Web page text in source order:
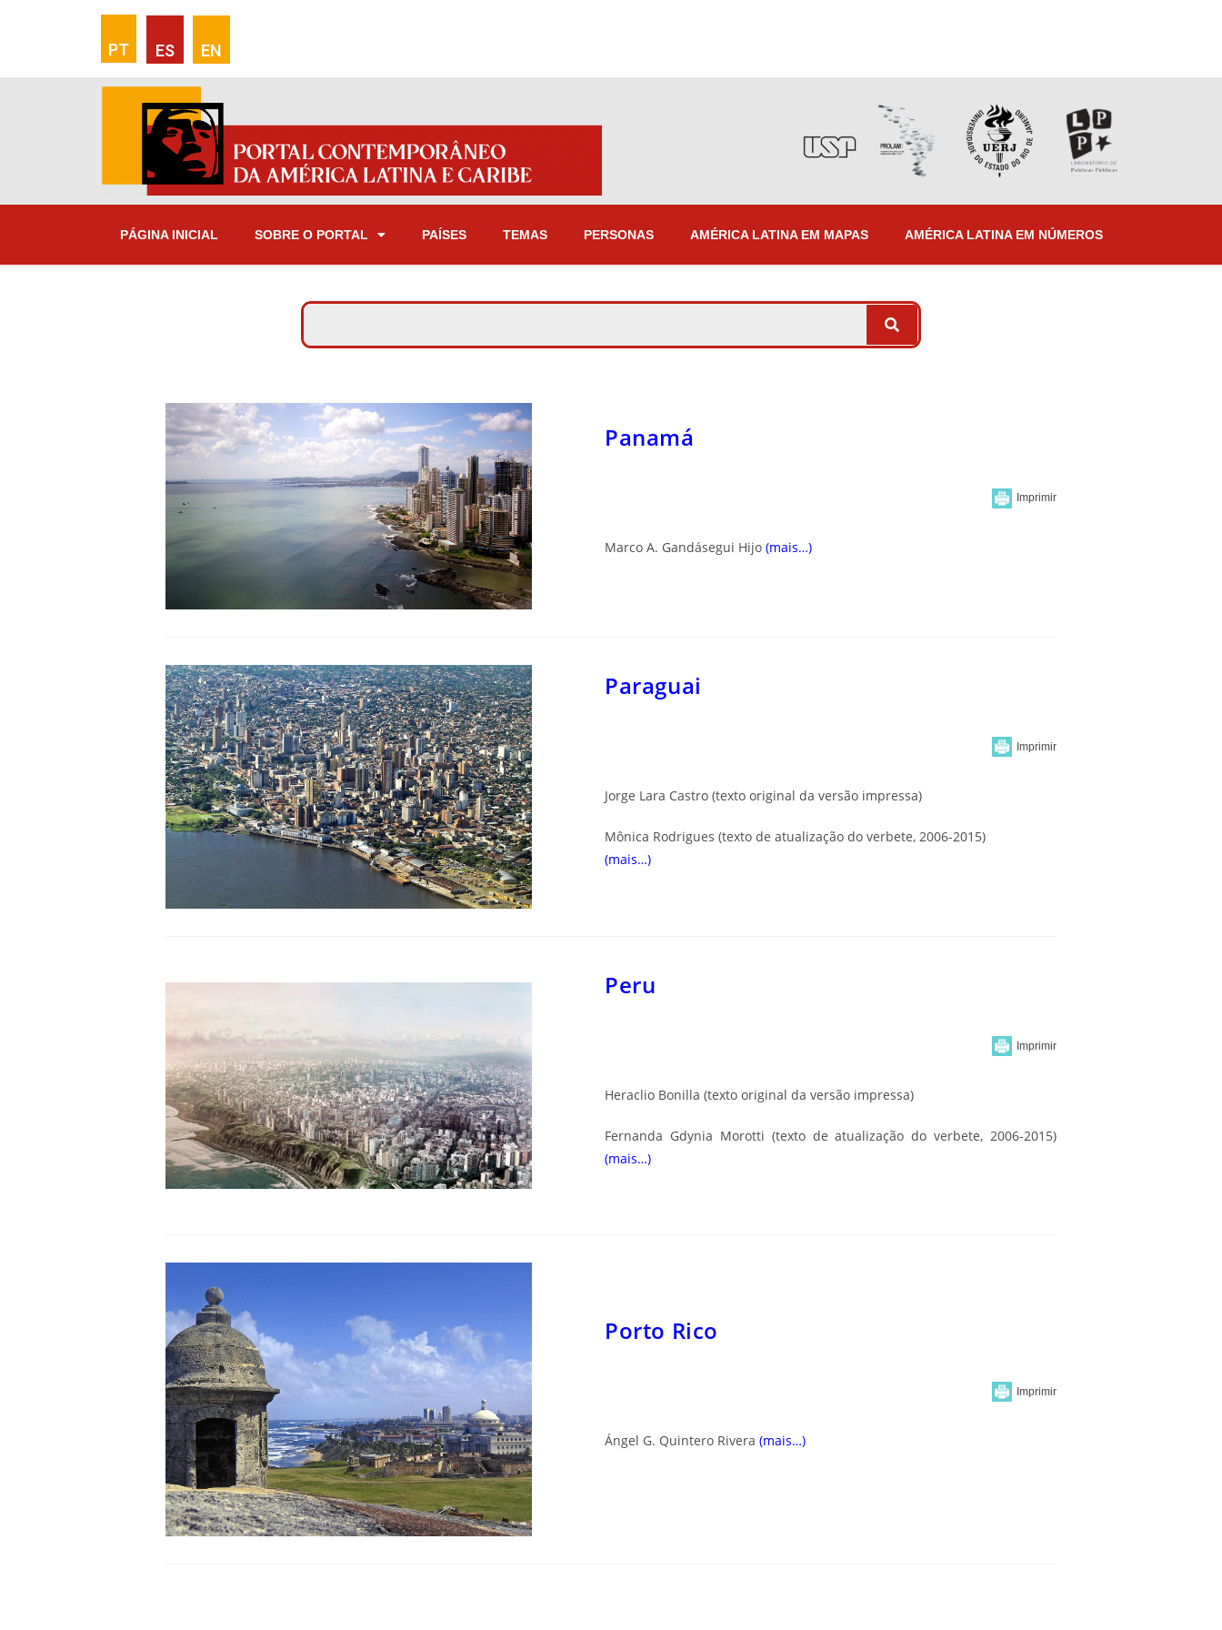
PT ES EN
PÁGINA INICIAL SOBRE O PORTAL PAÍSES TEMAS PERSONAS AMÉRICA LATINA EM MAPAS AMÉRICA LATINA EM NÚMEROS
Panamá
Marco A. Gandásegui Hijo (mais…)
Paraguai
Jorge Lara Castro (texto original da versão impressa)
Mônica Rodrigues (texto de atualização do verbete, 2006-2015)
(mais…)
Peru
Heraclio Bonilla (texto original da versão impressa)
Fernanda Gdynia Morotti (texto de atualização do verbete, 2006-2015)
(mais…)
Porto Rico
Ángel G. Quintero Rivera (mais…)